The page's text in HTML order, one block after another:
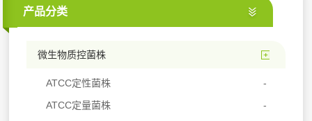
产品分类
微生物质控菌株
ATCC定性菌株
ATCC定量菌株